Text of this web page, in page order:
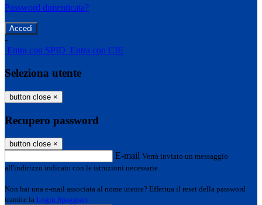
Password dimenticata?
-
Entra con SPID Entra con CIE
Seleziona utente
button close ×
Recupero password
button close ×
E-mail Verrà inviato un messaggio
all'indirizzo indicato con le istruzioni necessarie.
Non hai una e-mail associata al nome utente? Effettua il reset della password
tramite la Login Spaggiari